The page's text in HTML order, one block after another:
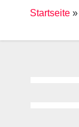
Startseite »